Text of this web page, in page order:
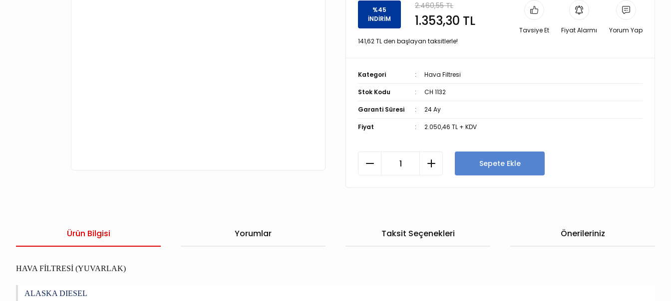
%45
İNDİRİM
2.460,55 TL
1.353,30 TL
141,62 TL den başlayan taksitlerle!
Tavsiye Et Fiyat Alarmı Yorum Yap
Kategori Hava Filtresi
Stok Kodu CH 1132
Garanti Süresi 24 Ay
Fiyat 2.050,46 TL + KDV
Sepete Ekle
Ürün Bilgisi Yorumlar Taksit Seçenekleri Önerileriniz
HAVA FİLTRESİ (YUVARLAK)
ALASKA DIESEL